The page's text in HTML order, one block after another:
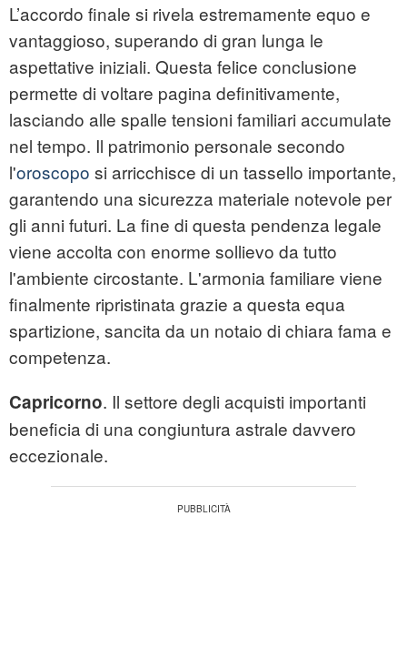
L’accordo finale si rivela estremamente equo e
vantaggioso, superando di gran lunga le
aspettative iniziali. Questa felice conclusione
permette di voltare pagina definitivamente,
lasciando alle spalle tensioni familiari accumulate
nel tempo. Il patrimonio personale secondo
l'oroscopo si arricchisce di un tassello importante,
garantendo una sicurezza materiale notevole per
gli anni futuri. La fine di questa pendenza legale
viene accolta con enorme sollievo da tutto
l'ambiente circostante. L'armonia familiare viene
finalmente ripristinata grazie a questa equa
spartizione, sancita da un notaio di chiara fama e
competenza.
Capricorno. Il settore degli acquisti importanti
beneficia di una congiuntura astrale davvero
eccezionale.